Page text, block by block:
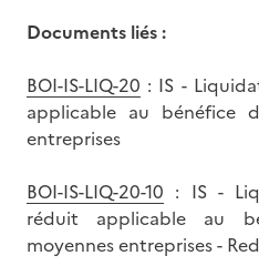
Documents liés :
BOI-IS-LIQ-20 : IS -
applicable au bénéfice
entreprises
BOI-IS-LIQ-20-10 : IS -
réduit applicable au
moyennes entreprises -